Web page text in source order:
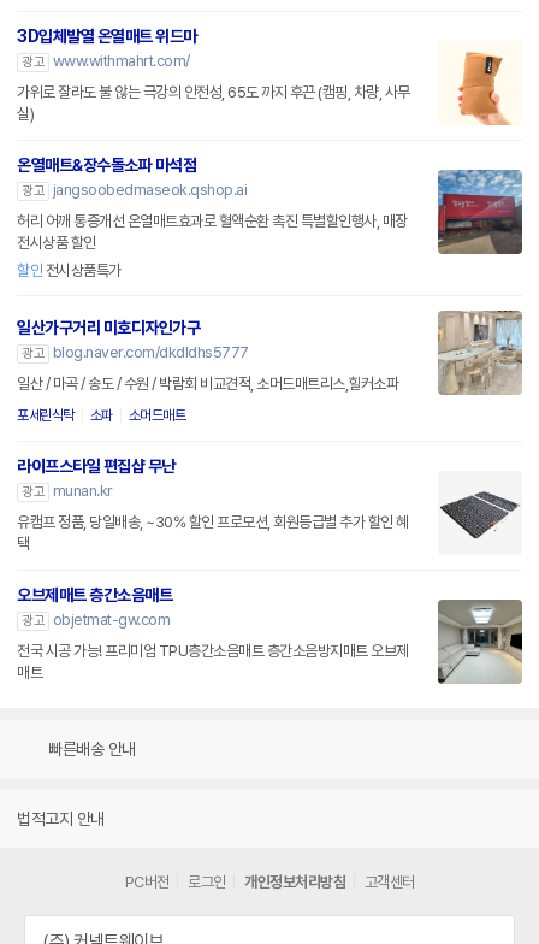
3D입체발열 온열매트 위드마
광고 www.withmahrt.com/
가위로 잘라도 불 않는 극강의 안전성, 65도 까지 후끈 (캠핑, 차량, 사무
실)
온열매트&장수돌소파 마석점
광고
jangsoobedmaseok.qshop.ai
허리 어깨 통증개선 온열매트효과로 혈액순환 촉진 특별할인행사, 매장
전시상품 할인
할인 전시상품특가
일산가구거리 미호디자인가구
광고
blog.naver.com/dkdldhs5777
일산 / 마곡 / 송도 / 수원 / 박람회 비교견적, 소머드매트리스,힐커소파
포세린식탁 소파 소머드매트
라이프스타일 편집샵 무난
광고
munan.kr
유캠프 정품, 당일배송, ~30% 할인 프로모션, 회원등급별 추가 할인 혜
택
오브제매트 층간소음매트
광고
objetmat-gw.com
전국 시공 가능! 프리미엄 TPU층간소음매트 층간소음방지매트 오브제
매트
빠른배송 안내
법적고지 안내
PC버전 로그인 개인정보처리방침 고객센터